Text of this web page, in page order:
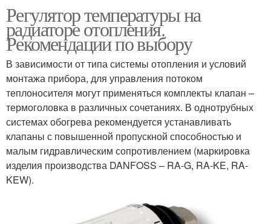
Регулятор температуры на
радиаторе отопления.
Рекомендации по выбору
В зависимости от типа системы отопления и условий
монтажа прибора, для управления потоком
теплоносителя могут применяться комплекты клапан –
термоголовка в различных сочетаниях. В однотрубных
системах обогрева рекомендуется устанавливать
клапаны с повышенной пропускной способностью и
малым гидравлическим сопротивлением (маркировка
изделия производства DANFOSS – RA-G, RA-KE, RA-
KEW).